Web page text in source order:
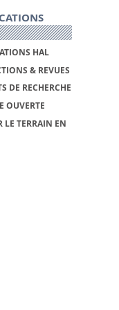
HAL
& REVUES
DE RECHERCHE
OUVERTE
LE TERRAIN EN